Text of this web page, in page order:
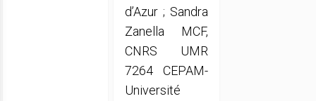
d’Azur ; Sandra
Zanella MCF,
CNRS UMR
7264 CEPAM-
Université